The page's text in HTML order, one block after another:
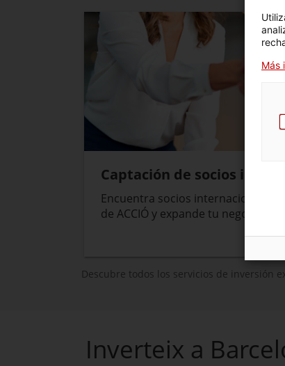
Captación de socios
Encuentra socios internacionales
de ACCIÓ y expande tu negocio
Descubre todos los servicios de inversión
Inverteix a
Más